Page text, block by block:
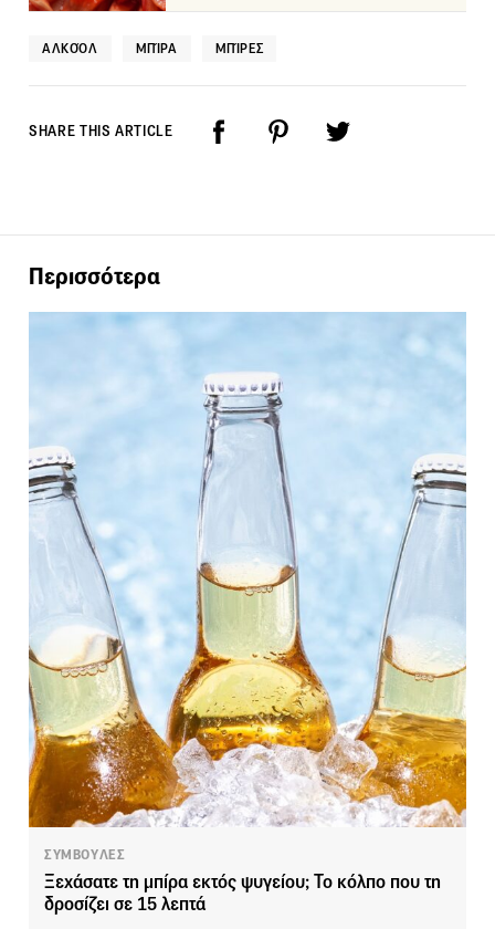
ΑΛΚΟΌΛ ΜΠΊΡΑ ΜΠΊΡΕΣ
SHARE THIS ARTICLE
Περισσότερα
ΣΥΜΒΟΥΛΕΣ
Ξεχάσατε τη μπίρα εκτός ψυγείου; Το κόλπο που τη
δροσίζει σε 15 λεπτά